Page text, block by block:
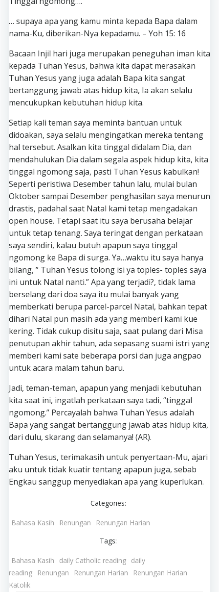
… supaya apa yang kamu minta kepada Bapa dalam
nama-Ku, diberikan-Nya kepadamu. – Yoh 15: 16
Bacaan Injil hari juga merupakan peneguhan iman kita
kepada Tuhan Yesus, bahwa kita dapat merasakan
Tuhan Yesus yang juga adalah Bapa kita sangat
bertanggung jawab atas hidup kita, Ia akan selalu
mencukupkan kebutuhan hidup kita.
Setiap kali teman saya meminta bantuan untuk
didoakan, saya selalu mengingatkan mereka tentang
hal tersebut. Asalkan kita tinggal didalam Dia, dan
mendahulukan Dia dalam segala aspek hidup kita, kita
tinggal ngomong saja, pasti Tuhan Yesus kabulkan!
Seperti peristiwa Desember tahun lalu, mulai bulan
Oktober sampai Desember penghasilan saya menurun
drastis, padahal saat Natal kami tetap mengadakan
open house. Tetapi saat itu saya berusaha belajar
untuk tetap tenang. Saya teringat dengan perkataan
saya sendiri, kalau butuh apapun saya tinggal
ngomong ke Bapa di surga. Ya…waktu itu saya hanya
bilang, ” Tuhan Yesus tolong isi ya toples- toples saya
ini untuk Natal nanti.” Apa yang terjadi?, tidak lama
berselang dari doa saya itu mulai banyak yang
memberkati berupa parcel-parcel Natal, bahkan tepat
dihari Natal pun masih ada yang memberi kami kue
kering. Tidak cukup disitu saja, saat pulang dari Misa
penutupan akhir tahun, ada sepasang suami istri yang
memberi kami sate beberapa porsi dan juga angpao
untuk acara malam tahun baru.
Jadi, teman-teman, apapun yang menjadi kebutuhan
kita saat ini, ingatlah perkataan saya tadi, “tinggal
ngomong.” Percayalah bahwa Tuhan Yesus adalah
Bapa yang sangat bertanggung jawab atas hidup kita,
dari dulu, skarang dan selamanya! (AR).
Tuhan Yesus, terimakasih untuk penyertaan-Mu, ajari
aku untuk tidak kuatir tentang apapun juga, sebab
Engkau sanggup menyediakan apa yang kuperlukan.
Categories:
Bahasa Kasih Renungan
Renungan Harian
Tags:
Bahasa Kasih daily Catholic reading daily
reading
Renungan Renungan Harian
Renungan Harian
Katolik